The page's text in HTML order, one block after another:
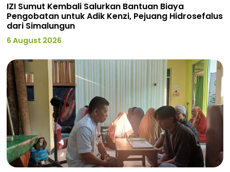
IZI Sumut Kembali Salurkan Bantuan Biaya
Pengobatan untuk Adik Kenzi, Pejuang Hidrosefalus
dari Simalungun
6 August 2026